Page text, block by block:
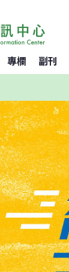
專欄 副刊